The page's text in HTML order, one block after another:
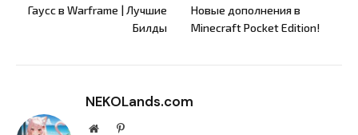
Гаусс в Warframe | Лучшие
Билды
Новые дополнения в
Minecraft Pocket Edition!
NEKOLands.com
WebsitePinterest